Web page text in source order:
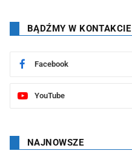
BĄDŹMY W KONTAKCIE
Facebook
YouTube
NAJNOWSZE